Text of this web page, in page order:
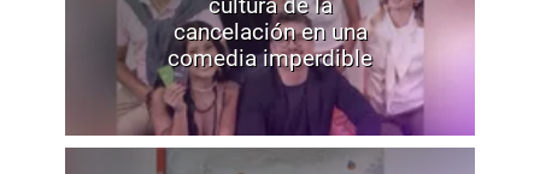
cancelación en una
comedia imperdible